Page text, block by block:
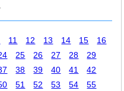
11 12 13 14 15
16
25 26 27 28
29
38 39 40 41
42
51 52 53 54
55